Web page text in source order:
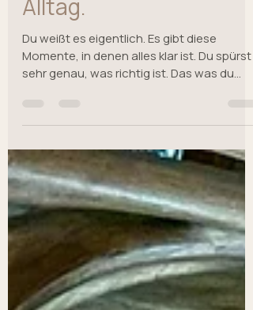
Bleib bei dir.
Selbstführung im
Alltag.
Momente, in denen alles klar ist. Du spürst
willst. Was du nicht mehr willst. Und dann
kommt der Alltag. Gespräche. Erwartungen.
Reaktionen. Blicke von außen, die dich kurz
zweifeln lassen. Ein alter Impuls, schneller
als dein bewusstes Gefühl. Und plötzlich ist
diese Klarheit weg. Nicht komplett. Aber
sehr viel leiser. Weiter weg. Genau hier
beginnt Selbstführung. In dem Moment
danach. Selbstführ